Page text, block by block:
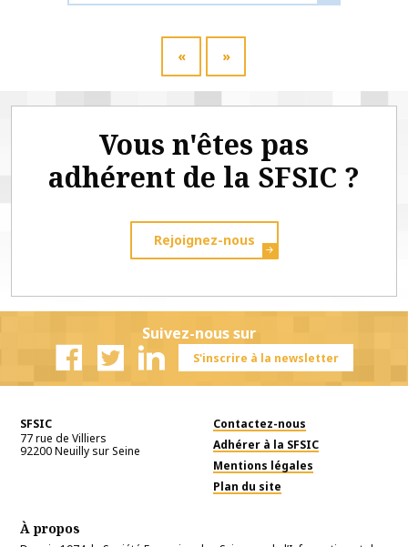
« »
Vous n'êtes pas
adhérent de la SFSIC ?
Rejoignez-nous
Suivez-nous sur
S'inscrire à la newsletter
SFSIC
77 rue de Villiers
92200Neuilly sur Seine
Contactez-nous
Adhérer à la SFSIC
Mentions légales
Plan du site
À propos